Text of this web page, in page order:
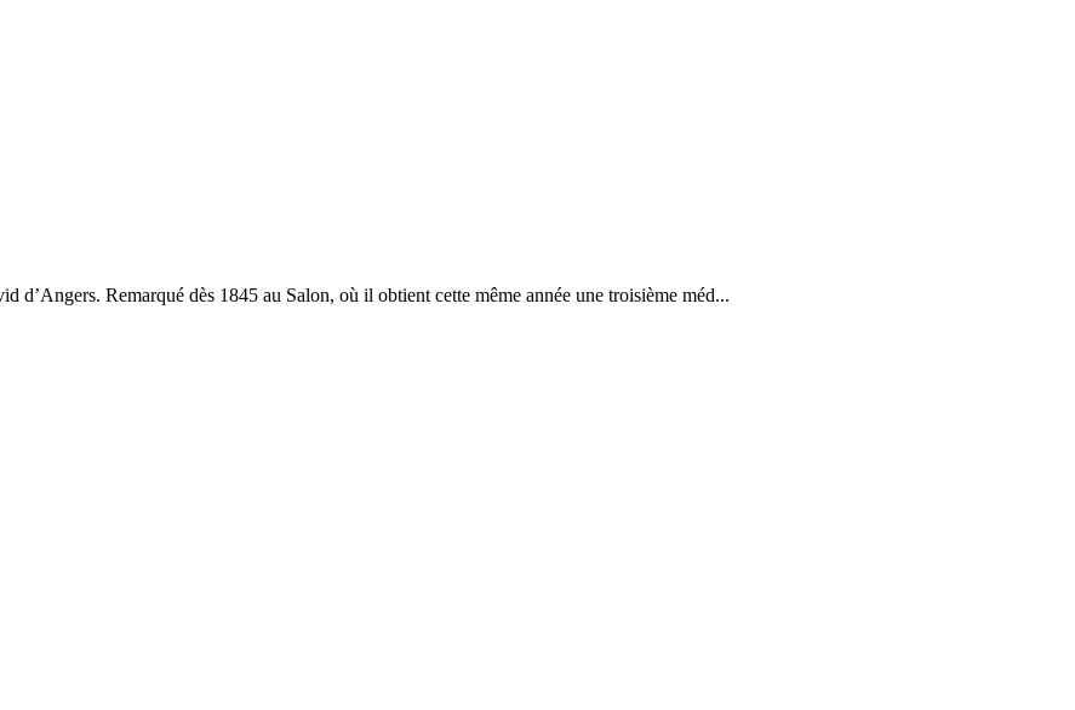
d’Angers. Remarqué dès 1845 au Salon, où il obtient cette même année une troisième méd...